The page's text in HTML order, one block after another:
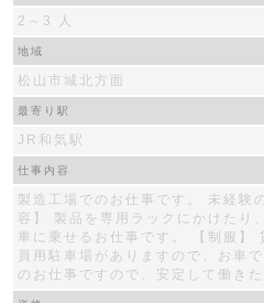
2～3 人
地域
松山市城北方面
最寄り駅
JR和気駅
仕事内容
製造工場でのお仕事です。 未経験
容】 製品を専用ラックにかけたり
車に乗せるお仕事です。 【制服】
員用駐車場がありますので、お車
のお仕事ですので、安定して働き